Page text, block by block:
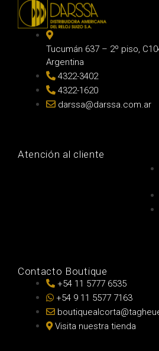
Tucumán 637 – 2º piso,
Argentina
4322-3402
4322-1620
darssa@darssa.com.ar
Atención al cliente
Contacto Boutique
+54 11 5777 6535
+54 9 11 5577 7163
Visita nuestra tienda